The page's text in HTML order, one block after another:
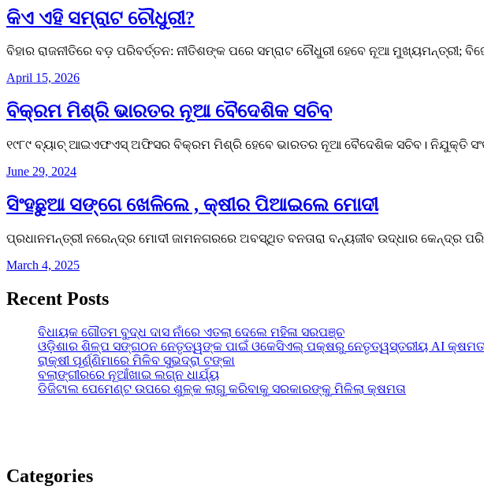
କିଏ ଏହି ସମ୍ରାଟ ଚୌଧୁରୀ?
ବିହାର ରାଜନୀତିରେ ବଡ଼ ପରିବର୍ତ୍ତନ: ନୀତିଶଙ୍କ ପରେ ସମ୍ରାଟ ଚୌଧୁରୀ ହେବେ ନୂଆ ମୁଖ୍ୟମନ୍ତ୍ରୀ;
April 15, 2026
ବିକ୍ରମ ମିଶ୍ରି ଭାରତର ନୂଆ ବୈଦେଶିକ ସଚିବ
୧୯୮୯ ବ୍ୟାଚ୍ ଆଇଏଫଏସ୍ ଅଫିସର ବିକ୍ରମ ମିଶ୍ରି ହେବେ ଭାରତର ନୂଆ ବୈଦେଶିକ ସଚିବ। ନିଯୁକ୍ତି
June 29, 2024
ସିଂହଛୁଆ ସଙ୍ଗେ ଖେଳିଲେ , କ୍ଷୀର ପିଆଇଲେ ମୋଦୀ
ପ୍ରଧାନମନ୍ତ୍ରୀ ନରେନ୍ଦ୍ର ମୋଦୀ ଜାମନଗରରେ ଅବସ୍ଥିତ ବନତାରା ବନ୍ୟଜୀବ ଉଦ୍ଧାର କେନ୍ଦ୍ର
March 4, 2025
Recent Posts
ବିଧାୟକ ଗୌତମ ବୁଦ୍ଧ ଦାସ ନାଁରେ ଏତଲା ଦେଲେ ମହିଳା ସରପଞ୍ଚ
ଓଡ଼ିଶାର ଶିଳ୍ପ ସଙ୍ଗଠନ ନେତୃତ୍ୱଙ୍କ ପାଇଁ ଓକେସିଏଲ୍ ପକ୍ଷରୁ ନେତୃତ୍ୱସ୍ତରୀୟ AI କ୍ଷମତା
ରାକ୍ଷୀ ପୂର୍ଣ୍ଣିମାରେ ମିଳିବ ସୁଭଦ୍ରା ଟଙ୍କା
ବଲାଙ୍ଗୀରରେ ନୂଆଁଖାଇ ଲଗ୍ନ ଧାର୍ଯ୍ୟ
ଡିଜିଟାଲ ପେମେଣ୍ଟ ଉପରେ ଶୁଳ୍କ ଲାଗୁ କରିବାକୁ ସରକାରଙ୍କୁ ମିଳିଲା କ୍ଷମତା
Categories